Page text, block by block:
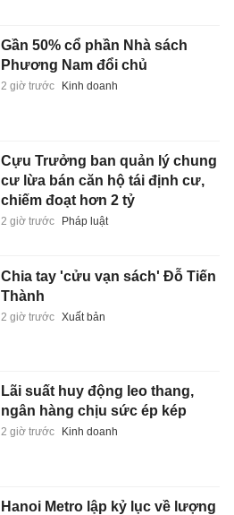
Gần 50% cổ phần Nhà sách
Phương Nam đổi chủ
2 giờ trước Kinh doanh
Cựu Trưởng ban quản lý chung
cư lừa bán căn hộ tái định cư,
chiếm đoạt hơn 2 tỷ
2 giờ trước Pháp luật
Chia tay 'cửu vạn sách' Đỗ Tiến
Thành
2 giờ trước Xuất bản
Lãi suất huy động leo thang,
ngân hàng chịu sức ép kép
2 giờ trước Kinh doanh
Hanoi Metro lập kỷ lục về lượng